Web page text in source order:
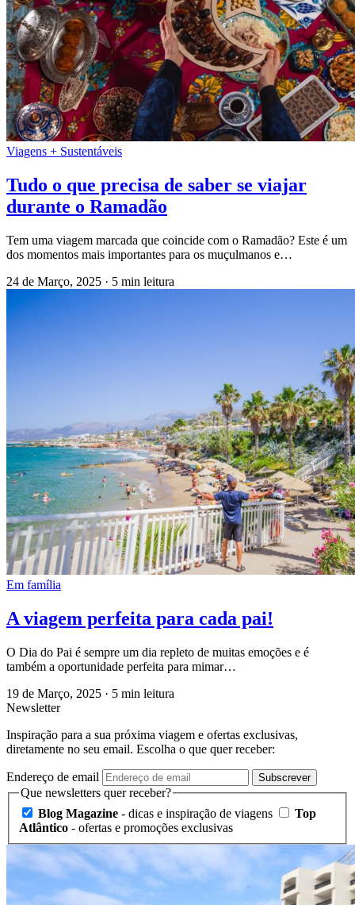
Viagens + Sustentáveis
Tudo o que precisa de saber se viajar
durante o Ramadão
Tem uma viagem marcada que coincide com o Ramadão? Este é um
dos momentos mais importantes para os muçulmanos e…
24 de Março, 2025 · 5 min leitura
Em família
A viagem perfeita para cada pai!
O Dia do Pai é sempre um dia repleto de muitas emoções e é
também a oportunidade perfeita para mimar…
19 de Março, 2025 · 5 min leitura
Newsletter
Inspiração para a sua próxima viagem e ofertas exclusivas,
diretamente no seu email. Escolha o que quer receber:
Endereço de email Subscrever
Que newsletters quer receber?
Blog Magazine - dicas e inspiração de viagens
Top
Atlântico - ofertas e promoções exclusivas